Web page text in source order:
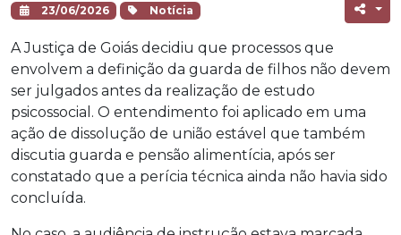
23/06/2026 Notícia
A Justiça de Goiás decidiu que processos que
envolvem a definição da guarda de filhos não devem
ser julgados antes da realização de estudo
psicossocial. O entendimento foi aplicado em uma
ação de dissolução de união estável que também
discutia guarda e pensão alimentícia, após ser
constatado que a perícia técnica ainda não havia sido
concluída.